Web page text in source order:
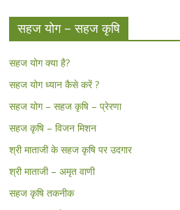
सहज योग – सहज कृषि
सहज योग क्या है?
सहज योग ध्यान कैसे करें ?
सहज योग – सहज कृषि – प्रेरणा
सहज कृषि – विजन मिशन
श्री माताजी के सहज कृषि पर उदगार
श्री माताजी – अमृत वाणी
सहज कृषि तकनीक